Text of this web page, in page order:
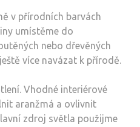
v přírodních barvách
umístěme do
nebo dřevěných
více navázat k přírodě.
Vhodné interiérové
aranžmá a ovlivnit
zdroj světla použijme